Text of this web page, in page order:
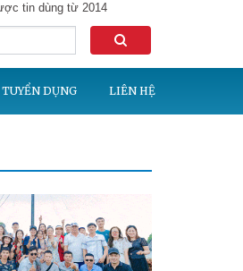
tin dùng từ 2014
TUYỂN DỤNG LIÊN HỆ